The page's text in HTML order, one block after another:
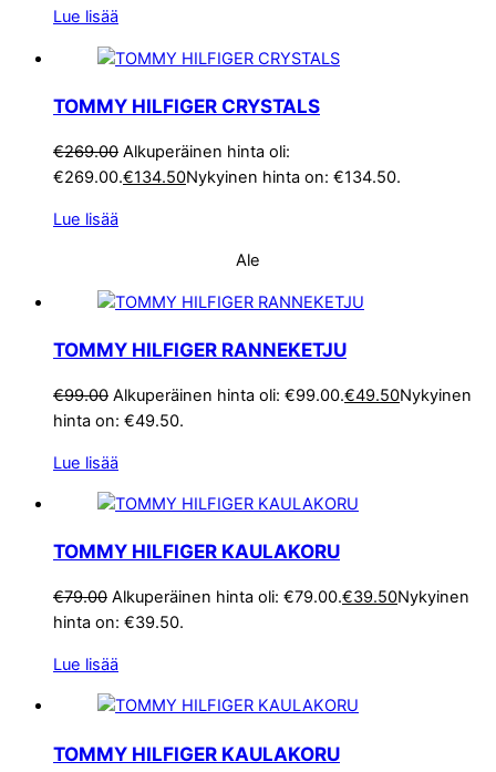
Lue lisää
TOMMY HILFIGER CRYSTALS
€269.00 Alkuperäinen hinta oli:
€269.00.€134.50Nykyinen hinta on: €134.50.
Lue lisää
Ale
TOMMY HILFIGER RANNEKETJU
€99.00 Alkuperäinen hinta oli: €99.00.€49.50Nykyinen
hinta on: €49.50.
Lue lisää
TOMMY HILFIGER KAULAKORU
€79.00 Alkuperäinen hinta oli: €79.00.€39.50Nykyinen
hinta on: €39.50.
Lue lisää
TOMMY HILFIGER KAULAKORU